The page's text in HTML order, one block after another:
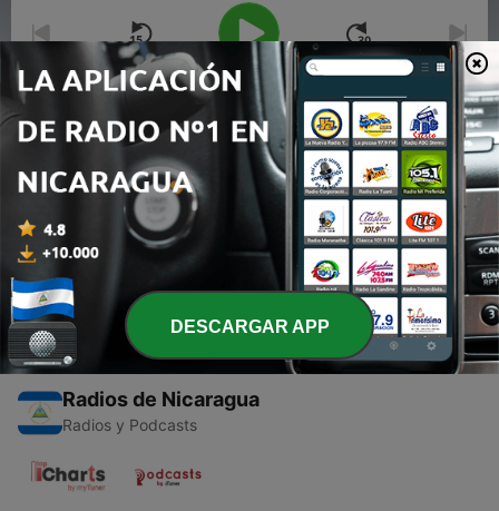
00:00 00:00
Episodios
1 - Música argentina de los años 20 a los 50.
03 jul. 2020
Radios de Nicaragua
Radios y Podcasts
DESCARGAR APP